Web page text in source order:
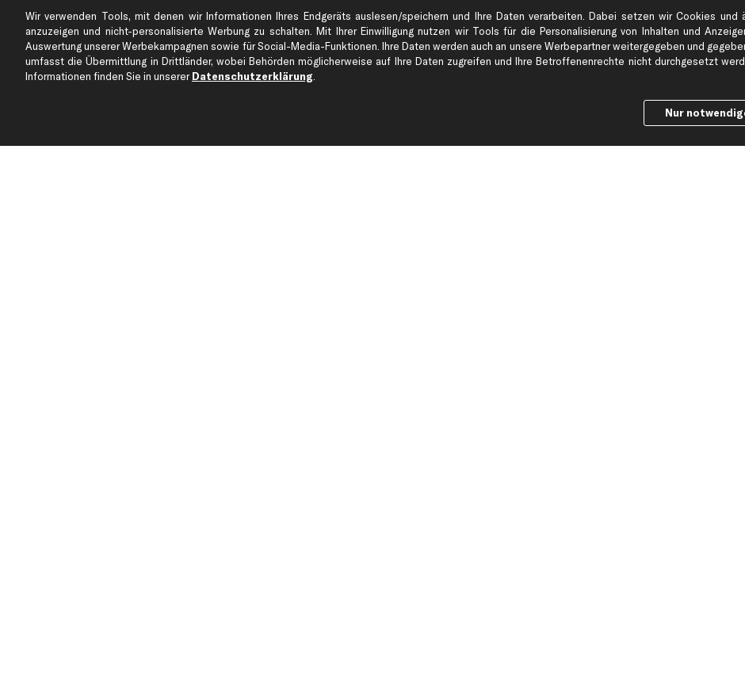
Über uns
businessplus
Corporate Webseite
Partnerprogramm
Bewertungen
Versandinfo
Retoure & Gewährleistung
Austauschartikel
Unsere Marken
Kontakt
Datenschutz
AGB
Widerrufsbelehrung
Auspuff
Bremsbeläge
Bremssattel
Lichtmaschine
Luftfilter
Ölfilter
Wir verwenden Tools, mit denen wir Informationen Ihres Endgeräts auslesen/speichern und Ihre Daten verarbeiten. Dabei setzen wir Cookies und
anzuzeigen und nicht-personalisierte Werbung zu schalten. Mit Ihrer Einwilligung nutzen wir Tools für die Personalisierung von Inhalten und
Auswertung unserer Werbekampagnen sowie für Social-Media-Funktionen. Ihre Daten werden auch an unsere Werbepartner weitergegeben und
umfasst die Übermittlung in Drittländer, wobei Behörden möglicherweise auf Ihre Daten zugreifen und Ihre Betroffenenrechte nicht durchgesetzt
Informationen finden Sie in unsererDatenschutzerklärung
Nur